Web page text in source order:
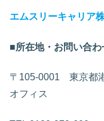
エムスリーキャリア
■所在地・お問い合わ
〒105-0001 東京都
オフィス